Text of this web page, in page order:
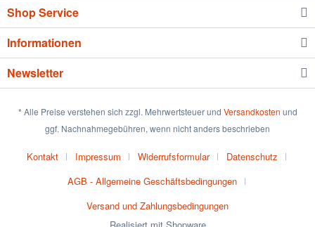
Shop Service
Informationen
Newsletter
* Alle Preise verstehen sich zzgl. Mehrwertsteuer und Versandkosten und
ggf. Nachnahmegebühren, wenn nicht anders beschrieben
Kontakt Impressum Widerrufsformular
Datenschutz
AGB - Allgemeine Geschäftsbedingungen
Versand und Zahlungsbedingungen